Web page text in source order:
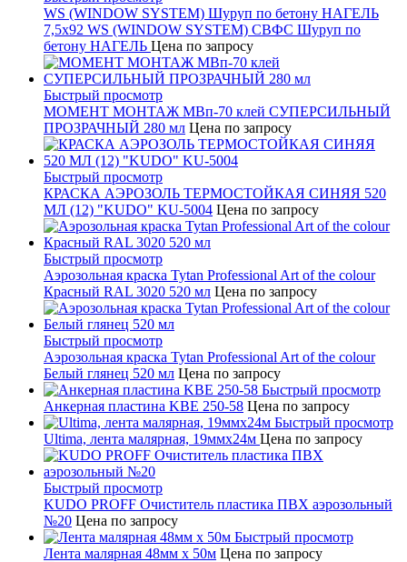
WS (WINDOW SYSTEM) Шуруп по бетону НАГЕЛЬ
7,5х92 WS (WINDOW SYSTEM) СВФС Шуруп по
бетону НАГЕЛЬ Цена по запросу
Быстрый просмотр
МОМЕНТ МОНТАЖ МВп-70 клей СУПЕРСИЛЬНЫЙ
ПРОЗРАЧНЫЙ 280 мл Цена по запросу
Быстрый просмотр
КРАСКА АЭРОЗОЛЬ ТЕРМОСТОЙКАЯ СИНЯЯ 520
МЛ (12) "KUDO" KU-5004 Цена по запросу
Быстрый просмотр
Аэрозольная краска Tytan Professional Art of the colour
Красный RAL 3020 520 мл Цена по запросу
Быстрый просмотр
Аэрозольная краска Tytan Professional Art of the colour
Белый глянец 520 мл Цена по запросу
Быстрый просмотр
Анкерная пластина KBE 250-58 Цена по запросу
Быстрый просмотр
Ultima, лента малярная, 19ммх24м Цена по запросу
Быстрый просмотр
KUDO PROFF Очиститель пластика ПВХ аэрозольный
№20 Цена по запросу
Быстрый просмотр
Лента малярная 48мм х 50м Цена по запросу